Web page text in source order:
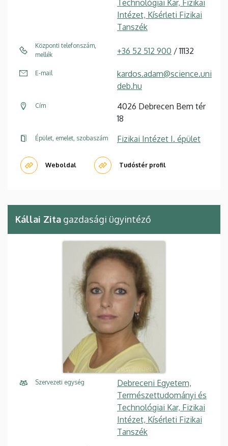
Technológiai Kar, Fizikai
Intézet, Kísérleti Fizikai
Tanszék
Központi telefonszám,
mellék
+36 52 512 900 / 11132
E-mail
kardos.adam@science.uni
deb.hu
Cím
4026 Debrecen Bem tér
18
Épület, emelet, szobaszám Fizikai Intézet I. épület
Weboldal Tudóstér profil
Kállai Zita gazdasági ügyintéző
Szervezeti egység
Debreceni Egyetem,
Természettudományi és
Technológiai Kar, Fizikai
Intézet, Kísérleti Fizikai
Tanszék